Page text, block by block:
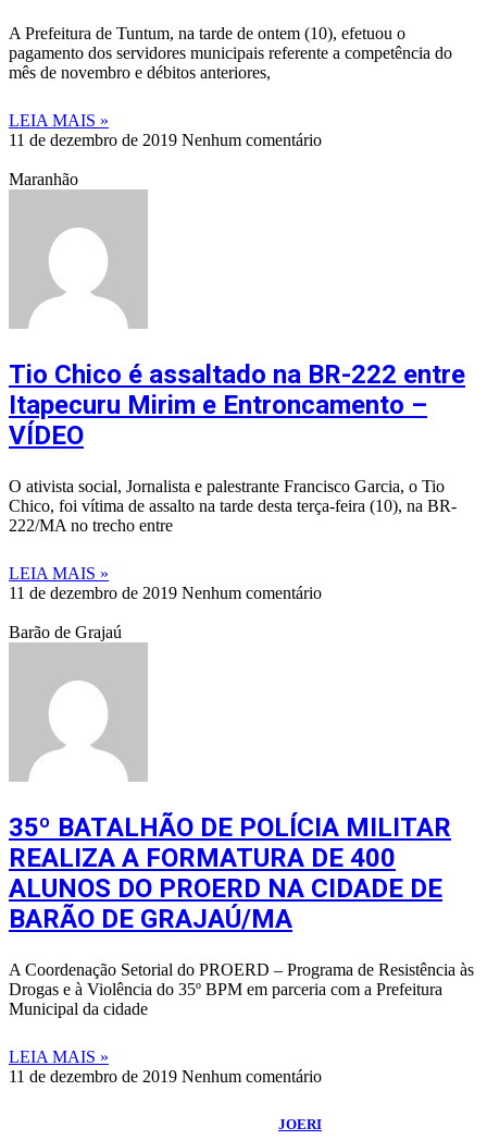
A Prefeitura de Tuntum, na tarde de ontem (10), efetuou o
pagamento dos servidores municipais referente a competência do
mês de novembro e débitos anteriores,
LEIA MAIS »
11 de dezembro de 2019 Nenhum comentário
Maranhão
Tio Chico é assaltado na BR-222 entre
Itapecuru Mirim e Entroncamento –
VÍDEO
O ativista social, Jornalista e palestrante Francisco Garcia, o Tio
Chico, foi vítima de assalto na tarde desta terça-feira (10), na BR-
222/MA no trecho entre
LEIA MAIS »
11 de dezembro de 2019 Nenhum comentário
Barão de Grajaú
35º BATALHÃO DE POLÍCIA MILITAR
REALIZA A FORMATURA DE 400
ALUNOS DO PROERD NA CIDADE DE
BARÃO DE GRAJAÚ/MA
A Coordenação Setorial do PROERD – Programa de Resistência às
Drogas e à Violência do 35º BPM em parceria com a Prefeitura
Municipal da cidade
LEIA MAIS »
11 de dezembro de 2019 Nenhum comentário
JOERI